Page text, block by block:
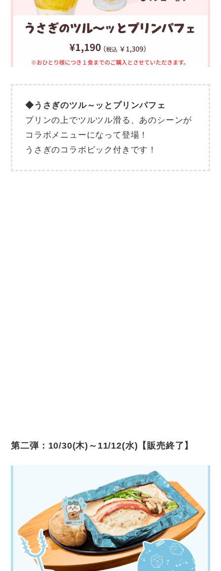
◆うさぎのツル～ッとプリンパフェ
プリンの上でツルツル滑る、あのシーンが
コラボメニューになって登場！
うさぎのコラボピック付きです！
第二弾：10/30(木)～11/12(水)【販売終了】